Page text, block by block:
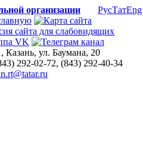
организации РусТатEng
Казань, ул. Баумана, 20
292-02-72, (843) 292-40-34